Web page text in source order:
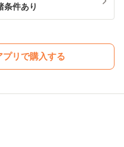
件あり
リで購入する